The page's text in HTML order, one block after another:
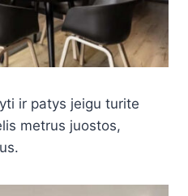
ir patys jeigu turite
metrus juostos,